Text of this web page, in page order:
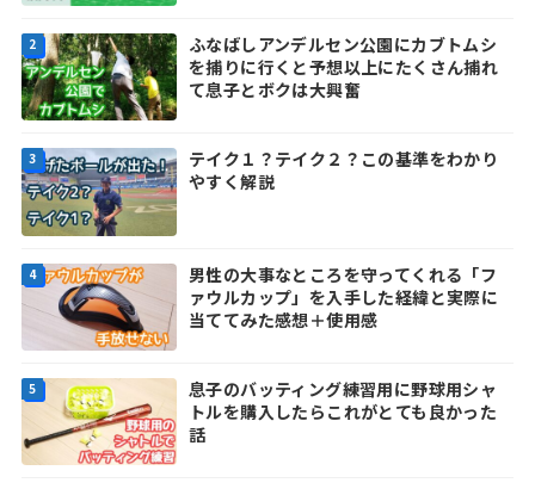
ふなばしアンデルセン公園にカブトムシ
を捕りに行くと予想以上にたくさん捕れ
て息子とボクは大興奮
テイク１？テイク２？この基準をわかり
やすく解説
男性の大事なところを守ってくれる「フ
ァウルカップ」を入手した経緯と実際に
当ててみた感想＋使用感
息子のバッティング練習用に野球用シャ
トルを購入したらこれがとても良かった
話